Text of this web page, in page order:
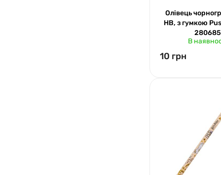
Олівець
НВ, з гумкою
280685
В
10 грн